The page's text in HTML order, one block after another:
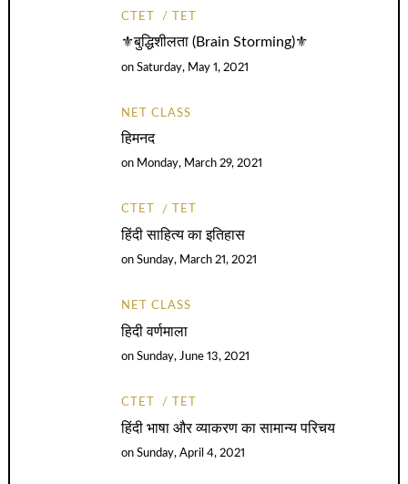
CTET TET
⚜️बुद्धिशीलता (Brain Storming)⚜️
onSaturday, May 1, 2021
NET CLASS
हिमनद
on Monday, March 29, 2021
CTET TET
हिंदी साहित्य का इतिहास
onSunday, March 21, 2021
NET CLASS
हिदी वर्णमाला
onSunday, June 13, 2021
CTET TET
हिंदी भाषा और व्याकरण का सामान्य परिचय
onSunday, April 4, 2021